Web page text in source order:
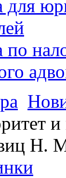
для
по
Н.